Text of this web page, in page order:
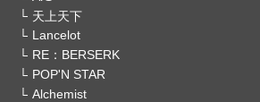
天上天下
Lancelot
RE：BERSERK
POP'N STAR
Alchemist